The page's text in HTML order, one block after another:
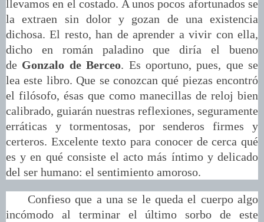
llevamos en el costado. A unos pocos afortunados se
la extraen sin dolor y gozan de una existencia
dichosa. El resto, han de aprender a vivir con ella,
dicho en román paladino que diría el bueno
de Gonzalo de Berceo. Es oportuno, pues, que se
lea este libro. Que se conozcan qué piezas encontró
el filósofo, ésas que como manecillas de reloj bien
calibrado, guiarán nuestras reflexiones, seguramente
erráticas y tormentosas, por senderos firmes y
certeros. Excelente texto para conocer de cerca qué
es y en qué consiste el acto más íntimo y delicado
del ser humano: el sentimiento amoroso.
Confieso que a una se le queda el cuerpo algo
incómodo al terminar el último sorbo de este